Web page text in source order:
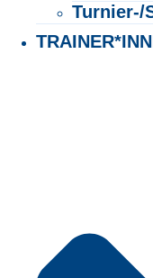
Turnier-/